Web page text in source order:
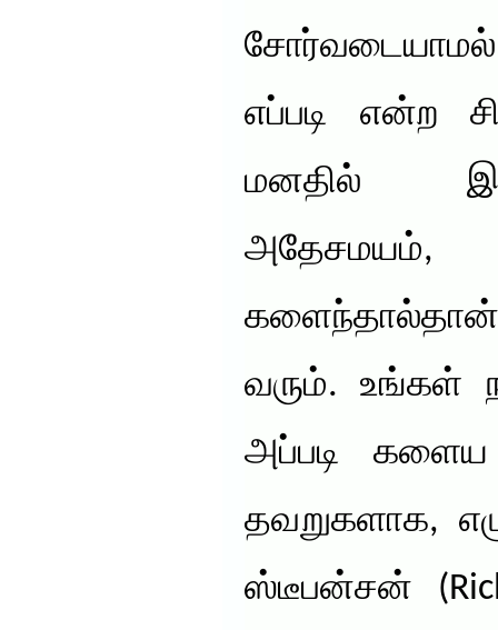
எப்படி என்ற
மனதில்
வரும். உங்கள்
அப்படி
தவறுகளாக,
ஸ்டீபன்சன்